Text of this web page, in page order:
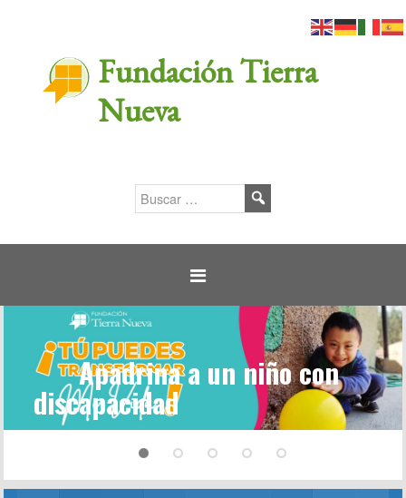
Fundación Tierra
Nueva
Apadrina a un niño con
discapacidad